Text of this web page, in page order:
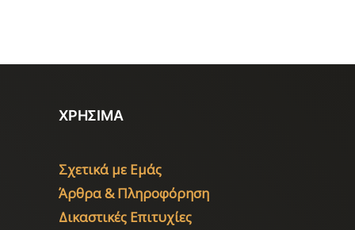
ΧΡΗΣΙΜΑ
Σχετικά με Εμάς
Άρθρα & Πληροφόρηση
Δικαστικές Επιτυχίες